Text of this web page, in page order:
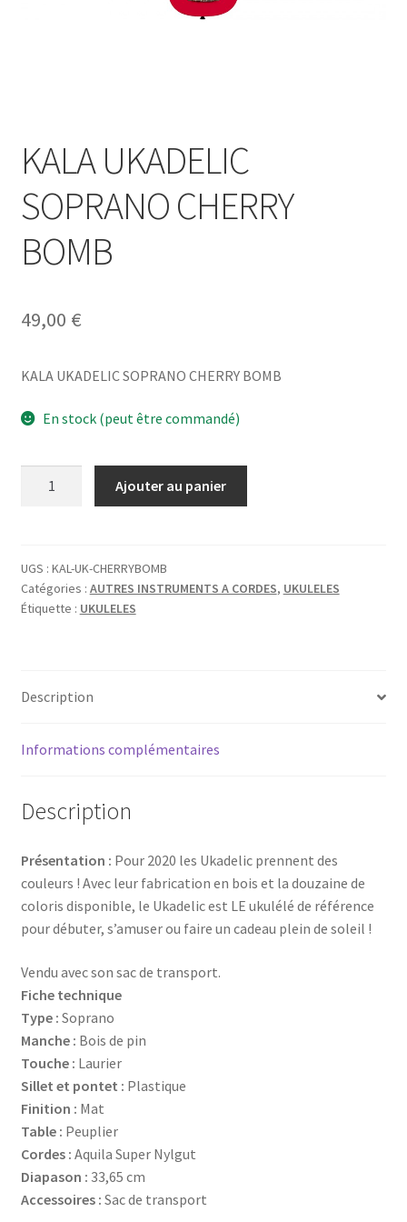
KALA UKADELIC
SOPRANO CHERRY
BOMB
49,00 €
KALA UKADELIC SOPRANO CHERRY BOMB
En stock (peut être commandé)
SOPRANO
CHERRY
BOMB
Ajouter au panier
UGS : KAL-UK-CHERRYBOMB
Catégories : AUTRES INSTRUMENTS A CORDES, UKULELES
Étiquette : UKULELES
Description
Informations complémentaires
Description
Présentation : Pour 2020 les Ukadelic prennent des
couleurs ! Avec leur fabrication en bois et la douzaine de
coloris disponible, le Ukadelic est LE ukulélé de référence
pour débuter, s’amuser ou faire un cadeau plein de soleil !
Vendu avec son sac de transport.
Fiche technique
Type : Soprano
Manche : Bois de pin
Touche : Laurier
Sillet et pontet : Plastique
Finition : Mat
Table : Peuplier
Cordes : Aquila Super Nylgut
Diapason : 33,65 cm
Accessoires : Sac de transport